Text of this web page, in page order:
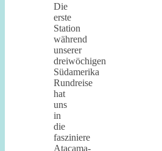
Die
erste
Station
während
unserer
dreiwöchigen
Südamerika
Rundreise
hat
uns
in
die
fasziniere
Atacama-